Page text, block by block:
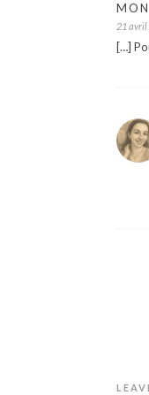
21 avril
[…]